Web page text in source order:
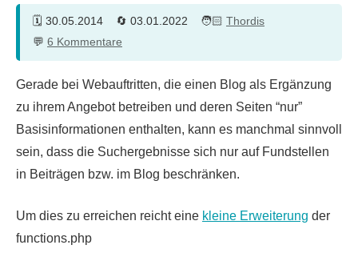
30.05.2014 03.01.2022
Thordis
6 Kommentare
Gerade bei Webauftritten, die einen Blog als Ergänzung
zu ihrem Angebot betreiben und deren Seiten “nur”
Basisinformationen enthalten, kann es manchmal sinnvoll
sein, dass die Suchergebnisse sich nur auf Fundstellen
in Beiträgen bzw. im Blog beschränken.
Um dies zu erreichen reicht eine kleine Erweiterung der
functions.php